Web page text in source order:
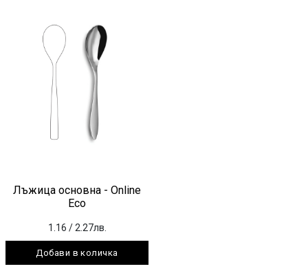
Лъжица основна - Online
Eco
1.16 / 2.27лв.
Добави в количка